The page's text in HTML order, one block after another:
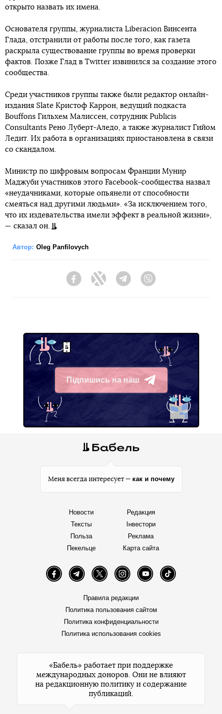
открыто назвать их имена.
Основателя группы, журналиста Liberacion Винсента
Глада, отстранили от работы после того, как газета
раскрыла существование группы во время проверки
фактов. Позже Глад в Twitter извинился за создание этого
сообщества.
Среди участников группы также были редактор онлайн-
издания Slate Кристоф Каррон, ведущий подкаста
Bouffons Гильхем Малиссен, сотрудник Publicis
Consultants Рено Луберт-Аледо, а также журналист Гийом
Ледит. Их работа в организациях приостановлена в связи
со скандалом.
Министр по цифровым вопросам Франции Мунир
Маджуби участников этого Facebook-сообщества назвал
«неудачниками, которые опьянели от способности
смеяться над другими людьми». «За исключением того,
что их издевательства имели эффект в реальной жизни»,
— сказал он.
Автор: Oleg Panfilovych
FacebookTwitter Telegram
Підпишись на наш
Telegram
Меня всегда интересует — как и почему
Новости
Тексты
Польза
Пекельце
Редакция
Інвестори
Реклама
Карта сайта
FacebookTelegramTwitter InstagramYouTube TikTok
Правила редакции
Политика пользования сайтом
Политика конфиденциальности
Политика использования cookies
«Бабель» работает при поддержке
международных доноров. Они не влияют
на редакционную политику и содержание
публикаций.